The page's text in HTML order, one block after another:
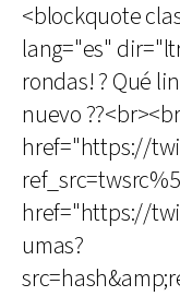
<blockquote
lang="es"
rondas! ? Qué
nuevo
href="https://
href="https://
umas?